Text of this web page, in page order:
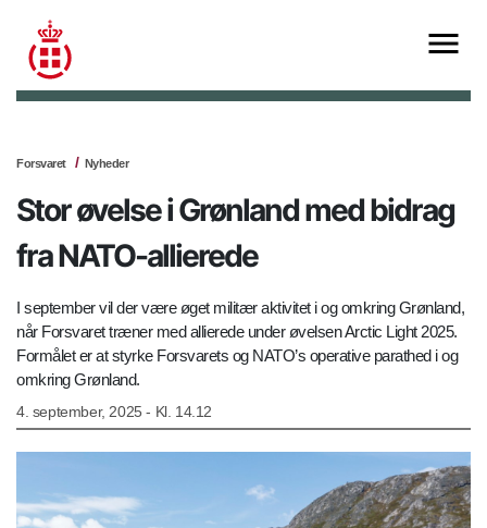
Forsvaret Nyheder
Stor øvelse i Grønland med bidrag
fra NATO-allierede
I september vil der være øget militær aktivitet i og omkring Grønland,
når Forsvaret træner med allierede under øvelsen Arctic Light 2025.
Formålet er at styrke Forsvarets og NATO’s operative parathed i og
omkring Grønland.
4. september, 2025 - Kl. 14.12